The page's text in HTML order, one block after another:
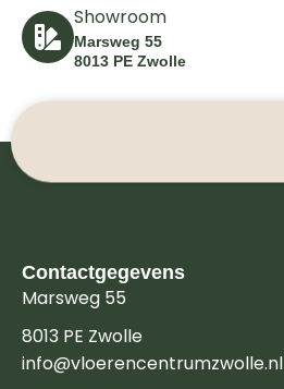
Showroom
Marsweg 55
8013 PE Zwolle
Contactgegevens
Marsweg 55
8013 PE Zwolle
info@vloerencentrumzwolle.nl